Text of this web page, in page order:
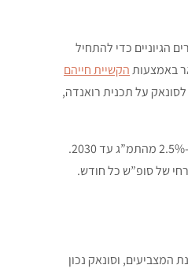
הגיוניים כדי להתחיל
באמצעותהקשיית חייהם
לסונאק על תכנית רואנדה,
את ה-NHS הם ינסו לייעל רק לא לגמרי ברור איך, ובנושא הביטחון העניין העיקרי הוא העלאת תקציב ההגנה ל-2.5% מהתמ”ג עד 2030.
אזרחי של סופ”ש כל חודש.
וסונאק נכון